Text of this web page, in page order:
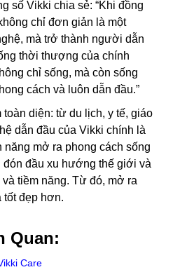
số Vikki chia sẻ: “Khi đồng
chỉ đơn giản là một
mà trở thành người dẫn
thời thượng của chính
chỉ sống, mà còn sống
cách và luôn dẫn đầu.”
toàn diện: từ du lịch, y tế, giáo
dẫn đầu của Vikki chính là
năng mở ra phong cách sống
đầu xu hướng thế giới và
tiềm năng. Từ đó, mở ra
đẹp hơn.
Quan:
Care